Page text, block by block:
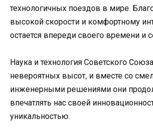
технологичных поездов в мире.
высокой скорости и комфортному
остается впереди своего времени и
Наука и технология Советского
невероятных высот, и вместе со
инженерными решениями они
впечатлять нас своей
уникальностью.